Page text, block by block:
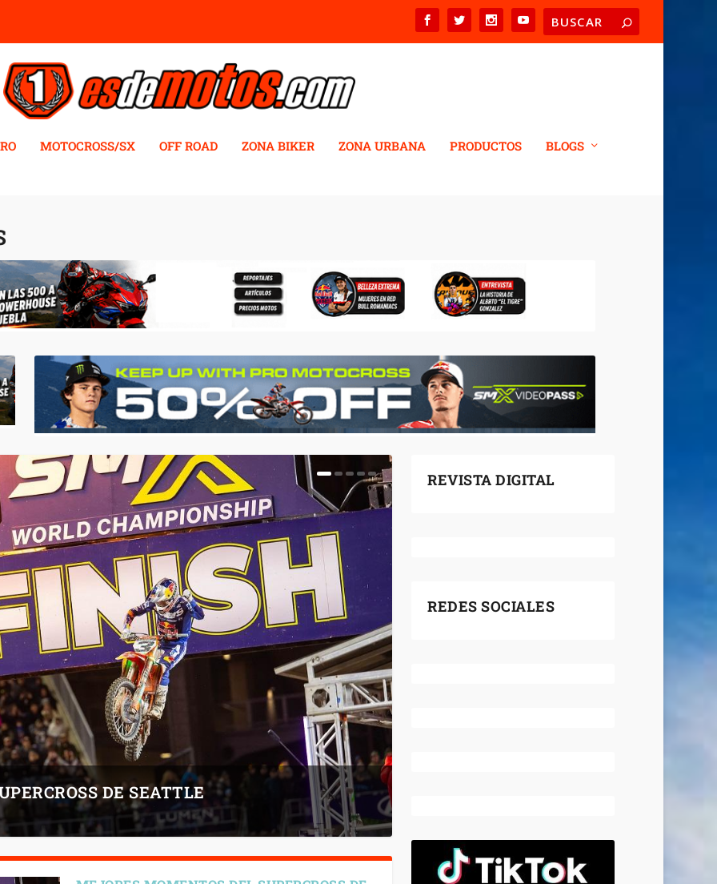
MOTOCROSS/SX OFF ROAD ZONA BIKER ZONA URBANA PRODUCTOS BLOGS
DE SEATTLE
REVISTA DIGITAL
REDES SOCIALES